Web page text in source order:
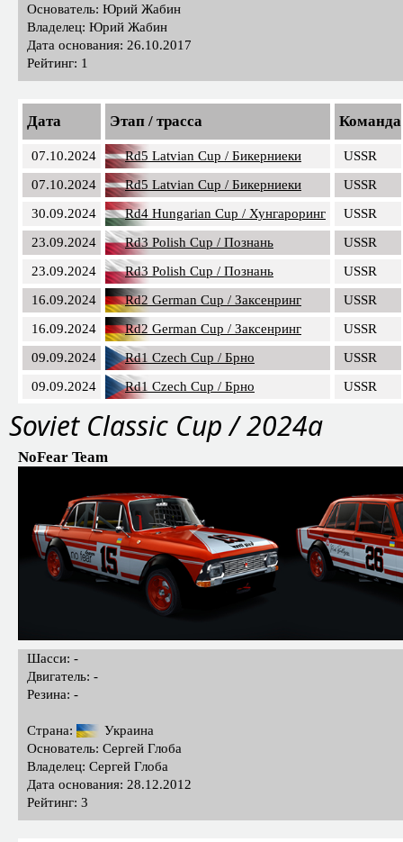
Основатель: Юрий Жабин
Владелец: Юрий Жабин
Дата основания: 26.10.2017
Рейтинг: 1
Дата Этап / трасса Команда
07.10.2024 Rd5 Latvian Cup / Бикерниеки
USSR
07.10.2024
Rd5 Latvian Cup / Бикерниеки
USSR
30.09.2024
Rd4 Hungarian Сup / Хунгароринг
USSR
23.09.2024
Rd3 Polish Cup / Познань
USSR
23.09.2024
Rd3 Polish Cup / Познань
USSR
16.09.2024
Rd2 German Cup / Заксенринг
USSR
16.09.2024
Rd2 German Cup / Заксенринг
USSR
09.09.2024
Rd1 Czech Cup / Брно
USSR
09.09.2024
Rd1 Czech Cup / Брно USSR
Soviet Classic Cup / 2024a
NoFear Team
Шасси: -
Двигатель: -
Резина: -
Страна:
Украина
Основатель: Сергей Глоба
Владелец: Сергей Глоба
Дата основания: 28.12.2012
Рейтинг: 3